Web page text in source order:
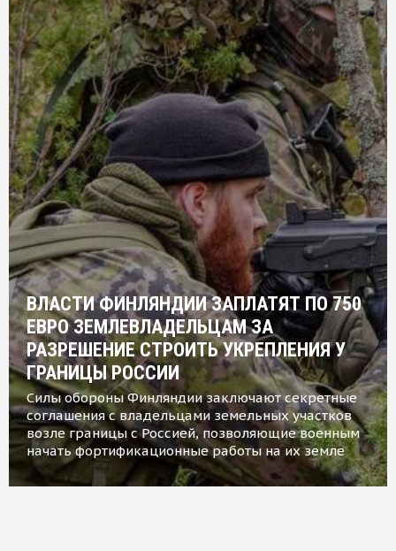
ВЛАСТИ ФИНЛЯНДИИ ЗАПЛАТЯТ ПО 750
ЕВРО ЗЕМЛЕВЛАДЕЛЬЦАМ ЗА
РАЗРЕШЕНИЕ СТРОИТЬ УКРЕПЛЕНИЯ У
ГРАНИЦЫ РОССИИ
Силы обороны Финляндии заключают секретные
соглашения с владельцами земельных участков
возле границы с Россией, позволяющие военным
начать фортификационные работы на их земле